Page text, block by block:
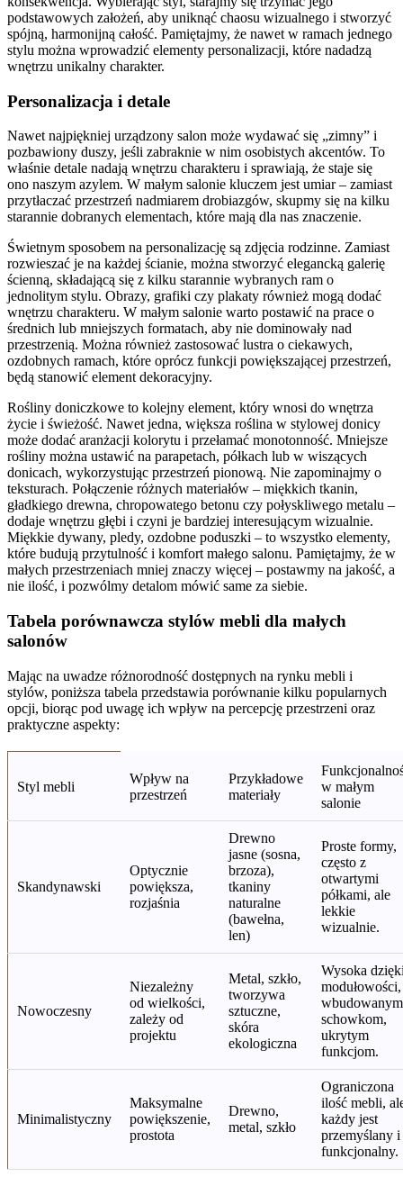
podstawowych założeń, aby uniknąć chaosu wizualnego i stworzyć
spójną, harmonijną całość. Pamiętajmy, że nawet w ramach jednego
stylu można wprowadzić elementy personalizacji, które nadadzą
wnętrzu unikalny charakter.
Personalizacja i detale
Nawet najpiękniej urządzony salon może wydawać się „zimny” i
pozbawiony duszy, jeśli zabraknie w nim osobistych akcentów. To
właśnie detale nadają wnętrzu charakteru i sprawiają, że staje się
ono naszym azylem. W małym salonie kluczem jest umiar – zamiast
przytłaczać przestrzeń nadmiarem drobiazgów, skupmy się na kilku
starannie dobranych elementach, które mają dla nas znaczenie.
Świetnym sposobem na personalizację są zdjęcia rodzinne. Zamiast
rozwieszać je na każdej ścianie, można stworzyć elegancką galerię
ścienną, składającą się z kilku starannie wybranych ram o
jednolitym stylu. Obrazy, grafiki czy plakaty również mogą dodać
wnętrzu charakteru. W małym salonie warto postawić na prace o
średnich lub mniejszych formatach, aby nie dominowały nad
przestrzenią. Można również zastosować lustra o ciekawych,
ozdobnych ramach, które oprócz funkcji powiększającej przestrzeń,
będą stanowić element dekoracyjny.
Rośliny doniczkowe to kolejny element, który wnosi do wnętrza
życie i świeżość. Nawet jedna, większa roślina w stylowej donicy
może dodać aranżacji kolorytu i przełamać monotonność. Mniejsze
rośliny można ustawić na parapetach, półkach lub w wiszących
donicach, wykorzystując przestrzeń pionową. Nie zapominajmy o
teksturach. Połączenie różnych materiałów – miękkich tkanin,
gładkiego drewna, chropowatego betonu czy połyskliwego metalu –
dodaje wnętrzu głębi i czyni je bardziej interesującym wizualnie.
Miękkie dywany, pledy, ozdobne poduszki – to wszystko elementy,
które budują przytulność i komfort małego salonu. Pamiętajmy, że w
małych przestrzeniach mniej znaczy więcej – postawmy na jakość, a
nie ilość, i pozwólmy detalom mówić same za siebie.
Tabela porównawcza stylów mebli dla małych
salonów
Mając na uwadze różnorodność dostępnych na rynku mebli i
stylów, poniższa tabela przedstawia porównanie kilku popularnych
opcji, biorąc pod uwagę ich wpływ na percepcję przestrzeni oraz
praktyczne aspekty:
Styl mebli
Wpływ na
przestrzeń
Przykładowe
materiały
w małym
salonie
Skandynawski
Optycznie
powiększa,
rozjaśnia
Drewno
jasne (sosna,
brzoza),
tkaniny
naturalne
(bawełna,
len)
Proste formy,
często z
otwartymi
półkami, ale
lekkie
wizualnie.
Nowoczesny
Niezależny
od wielkości,
zależy od
projektu
Metal, szkło,
tworzywa
sztuczne,
skóra
ekologiczna
Wysoka
modułowości,
wbudowanym
schowkom,
ukrytym
funkcjom.
Minimalistyczny
Maksymalne
powiększenie,
prostota
Drewno,
metal, szkło
Ograniczona
ilość mebli,
każdy jest
przemyślany i
funkcjonalny.